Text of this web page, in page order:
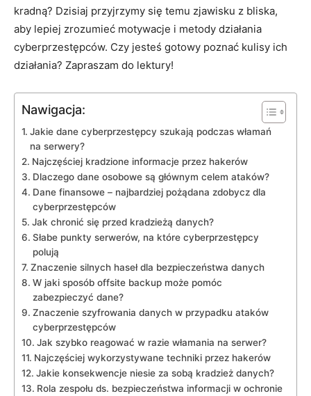
kradną? Dzisiaj przyjrzymy się temu‍ zjawisku z‌ bliska,
aby⁢ lepiej zrozumieć motywacje ⁤i metody działania⁢
cyberprzestępców. Czy jesteś ⁣gotowy poznać kulisy ich
działania? Zapraszam do lektury!
Nawigacja:
Jakie dane cyberprzestępcy ‍szukają podczas włamań
na​ serwery?
Najczęściej ⁣kradzione informacje⁢ przez⁢ hakerów
Dlaczego dane​ osobowe są głównym celem ⁣ataków?
Dane⁢ finansowe – najbardziej pożądana zdobycz ​dla
‌cyberprzestępców
Jak ⁤chronić ⁣się przed⁤ kradzieżą​ danych?
Słabe ‍punkty serwerów, na które cyberprzestępcy‍
polują
Znaczenie silnych​ haseł dla bezpieczeństwa⁢ danych
W ⁢jaki sposób⁢ offsite backup‌ może ‍pomóc‍
zabezpieczyć dane?
Znaczenie⁣ szyfrowania danych w przypadku ⁤ataków
⁤cyberprzestępców
Jak ⁣szybko reagować w ⁢razie włamania na⁤ serwer?
Najczęściej wykorzystywane techniki⁤ przez hakerów
Jakie konsekwencje niesie za sobą kradzież​ danych?
Rola zespołu⁤ ds. bezpieczeństwa informacji⁢ w‌ ochronie